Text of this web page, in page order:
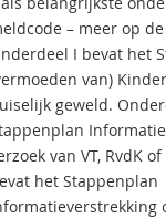
– meer op
I bevat het
van)
geweld.
van VT, RvdK
het Stappenplan